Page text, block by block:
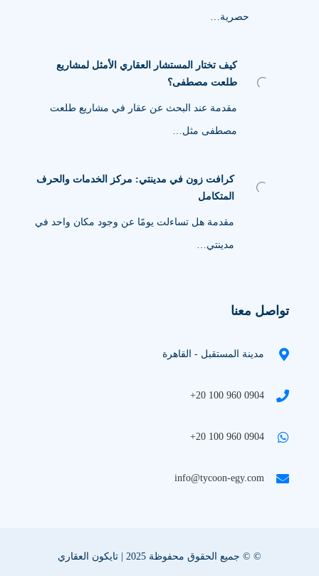
حصرية…
كيف تختار المستشار العقاري الأمثل لمشاريع
طلعت مصطفى؟
مقدمة عند البحث عن عقار في مشاريع طلعت
مصطفى مثل…
كرافت زون في مدينتي: مركز الخدمات والحرف
المتكامل
مقدمة هل تساءلت يومًا عن وجود مكان واحد في
مدينتي…
تواصل معنا
مدينة المستقبل - القاهرة
+20 100 960 0904
+20 100 960 0904
info@tycoon-egy.com
© © جميع الحقوق محفوظة 2025 | تايكون العقاري